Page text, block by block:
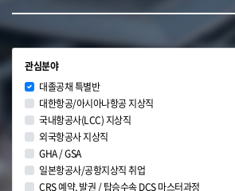
관심분야
대졸공채 특별반
대한항공/아시아나항공 지상직
국내항공사(LCC) 지상직
외국항공사 지상직
GHA / GSA
일본항공사/공항지상직 취업
CRS 예약, 발권 / 탑승수속 DCS 마스터과정